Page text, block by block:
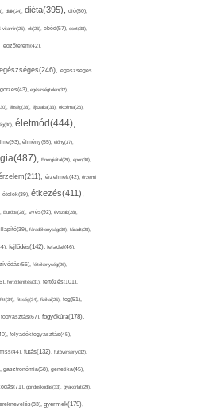
diák(24), diéta(395), dió(50),
vitamin(25), eb(26), ebéd(57), ecet(38),
edzőterem(42),
egészséges(246), egészséges
egészségtelen(32),
éhség(38), éjszaka(33), ekcéma(26),
életmód(444),
élmény(55), előny(37),
Energiaital(29), eper(30),
érzelmek(42), érzelmi
ételek(39), étkezés(411),
Európa(28), evés(92), évszak(28),
fáradékonyság(30), fáradt(28),
fejlődés(142), feladat(46),
féltékenység(26),
fertőtlenítés(31), fertőzés(101),
fitt(34), fittség(34), fizikai(25), fog(51),
fogyasztás(67), fogyókúra(178),
folyadékfogyasztás(45),
friss(44), futás(132), futóverseny(32),
gasztronómia(58), genetika(45),
gondoskodás(33), gyakorlat(29),
gyermek(179),